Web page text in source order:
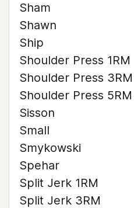
Sham
Shawn
Ship
Shoulder Press 1RM
Shoulder Press 3RM
Shoulder Press 5RM
Sisson
Small
Smykowski
Spehar
Split Jerk 1RM
Split Jerk 3RM